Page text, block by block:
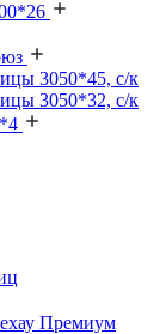
3050*45, с/к
3050*32, с/к
Премиум